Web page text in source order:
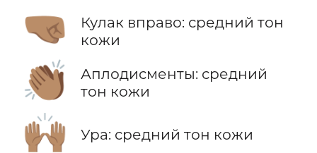
🤜🏽
Кулак вправо: средний тон
кожи
👏🏽
Аплодисменты: средний
тон кожи
🙌🏽 Ура: средний тон кожи